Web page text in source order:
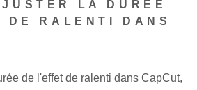
LA DURÉE
DE RALENTI DANS
de l'effet de ralenti dans CapCut,